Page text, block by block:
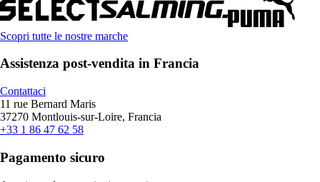
Scopri tutte le nostre marche
Assistenza post-vendita in Francia
Contattaci
11 rue Bernard Maris
37270 Montlouis-sur-Loire, Francia
+33 1 86 47 62 58
Pagamento sicuro